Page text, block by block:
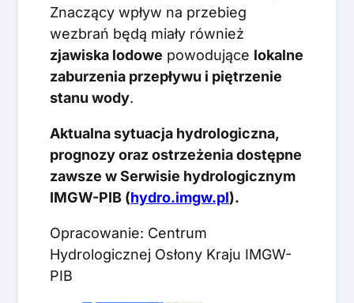
Znaczący wpływ na przebieg
wezbrań będą miały również
zjawiska lodowe powodujące lokalne
zaburzenia przepływu i piętrzenie
stanu wody.
Aktualna sytuacja hydrologiczna,
prognozy oraz ostrzeżenia dostępne
zawsze w Serwisie hydrologicznym
IMGW-PIB (hydro.imgw.pl).
Opracowanie: Centrum
Hydrologicznej Osłony Kraju IMGW-
PIB